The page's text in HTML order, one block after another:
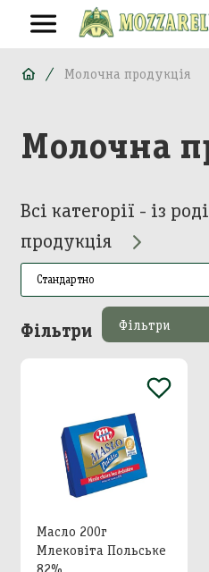
Молочна продукція
Молочна
Всі категорії - із
продукція
Фільтри Фільтри
Масло 200г
Млековіта Польське
82%